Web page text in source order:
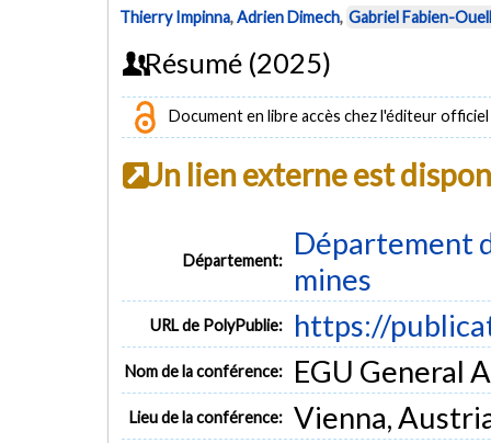
Thierry Impinna,Adrien Dimech, Gabriel Fabien-
Résumé (2025)
Document en libre accès chez l'éditeur officiel
Un lien externe est
Département:
Département
mines
URL de PolyPublie: https://
Nom de la conférence: EGU General
Lieu de la conférence: Vienna,